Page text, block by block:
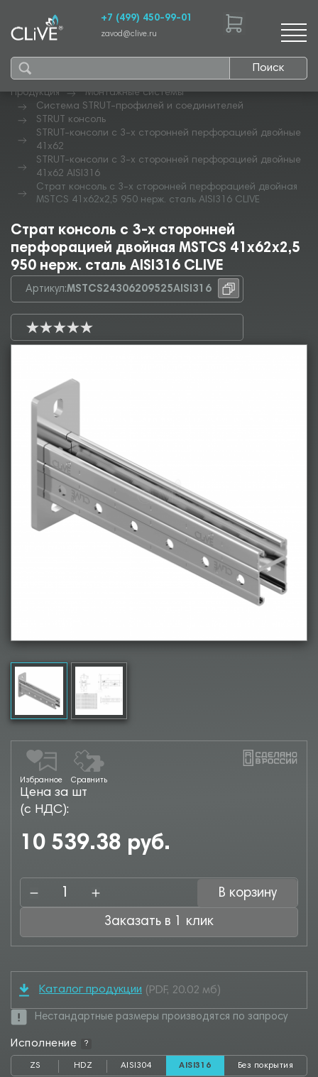
Поиск
+7 (499) 450-99-01
zavod@clive.ru
Продукция
Монтажные системы
Система STRUT-профилей и соединителей
STRUT консоль
STRUT-консоли с 3-х сторонней перфорацией двойные
41х62
STRUT-консоли с 3-х сторонней перфорацией двойные
41х62 AISI316
Страт консоль с 3-х сторонней перфорацией двойная
MSTCS 41х62х2,5 950 нерж. сталь AISI316 CLIVE
Страт консоль с 3-х сторонней
перфорацией двойная MSTCS 41х62х2,5
950 нерж. сталь AISI316 CLIVE
Артикул:MSTCS24306209525AISI316
Избранное Сравнить
Цена за шт
(с НДС):
10 539.38 руб.
В корзину
Заказать в 1 клик
Каталог продукции (PDF, 20.02 мб)
Нестандартные размеры производятся по запросу
Исполнение ?
ZS HDZ AISI304 AISI316 Без покрытия